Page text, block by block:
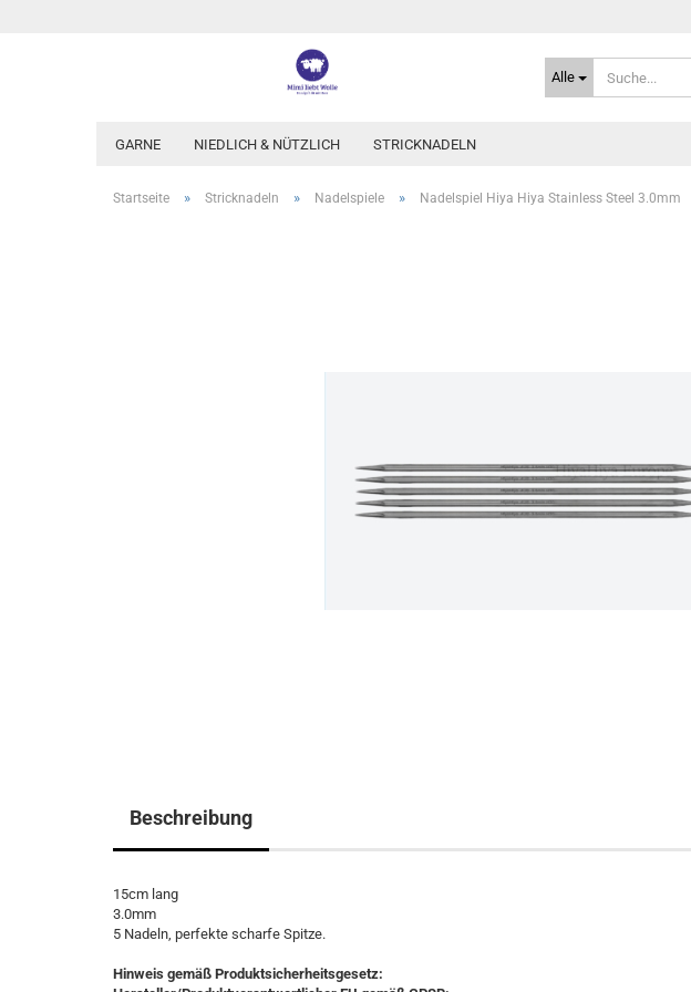
Alle
GARNE NIEDLICH & NÜTZLICH STRICKNADELN
Startseite » Stricknadeln » Nadelspiele » Nadelspiel Hiya Hiya Stainless Steel 3.0mm
Beschreibung
15cm lang
3.0mm
5 Nadeln, perfekte scharfe Spitze.
Hinweis gemäß Produktsicherheitsgesetz: